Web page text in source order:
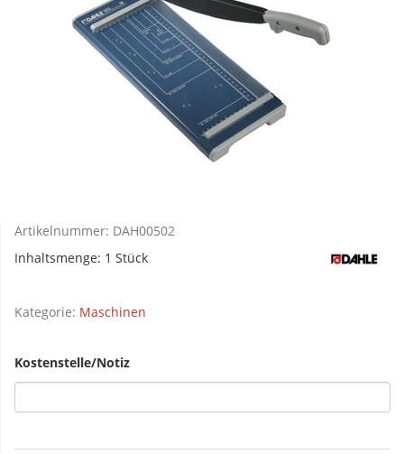
Artikelnummer: DAH00502
Inhaltsmenge: 1 Stück
Kategorie: Maschinen
Kostenstelle/Notiz